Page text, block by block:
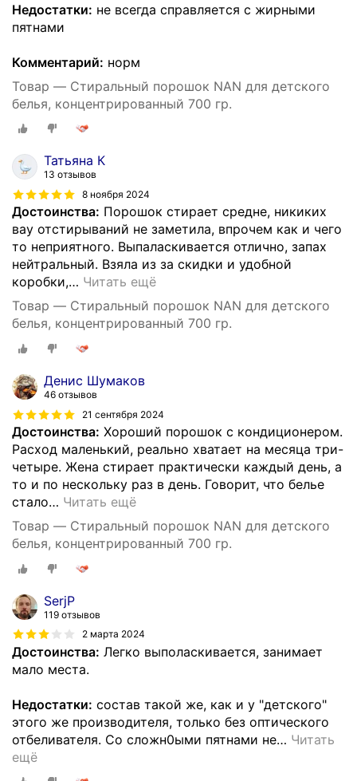
Недостатки: не всегда справляется с жирными
пятнами
Комментарий: норм
Товар — Стиральный порошок NAN для детского
белья, концентрированный 700 гр.
Татьяна К
13 отзывов
8 ноября 2024
Достоинства: Порошок стирает средне, никиких
вау отстирываний не заметила, впрочем как и чего
то неприятного. Выпаласкивается отлично, запах
нейтральный. Взяла из за скидки и удобной
коробки,… Читать ещё
Товар — Стиральный порошок NAN для детского
белья, концентрированный 700 гр.
Денис Шумаков
46 отзывов
21 сентября 2024
Достоинства: Хороший порошок с кондиционером.
Расход маленький, реально хватает на месяца три-
четыре. Жена стирает практически каждый день, а
то и по нескольку раз в день. Говорит, что белье
стало… Читать ещё
Товар — Стиральный порошок NAN для детского
белья, концентрированный 700 гр.
SerjP
119 отзывов
2 марта 2024
Достоинства: Легко выполаскивается, занимает
мало места.
Недостатки: состав такой же, как и у "детского"
этого же производителя, только без оптического
отбеливателя. Со сложн0ыми пятнами не… Читать
ещё